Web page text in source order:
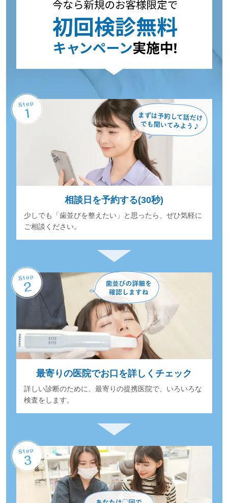
相談日を予約する(30秒)
少しでも「歯並びを整えたい」と思ったら、ぜひ気軽に
ご相談ください。
最寄りの医院でお口を詳しくチェック
詳しい診断のために、最寄りの提携医院で、いろいろな
検査をします。